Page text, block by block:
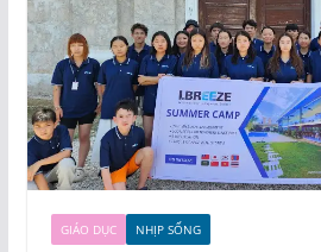
GIÁO DỤC NHỊP SỐNG